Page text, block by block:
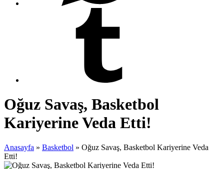
Oğuz Savaş, Basketbol
Kariyerine Veda Etti!
Anasayfa » Basketbol » Oğuz Savaş, Basketbol Kariyerine Veda
Etti!